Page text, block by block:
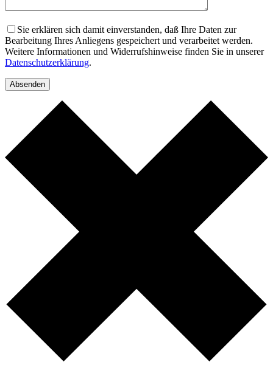
Sie erklären sich damit einverstanden, daß Ihre Daten zur
Bearbeitung Ihres Anliegens gespeichert und verarbeitet werden.
Weitere Informationen und Widerrufshinweise finden Sie in unserer
Datenschutzerklärung.